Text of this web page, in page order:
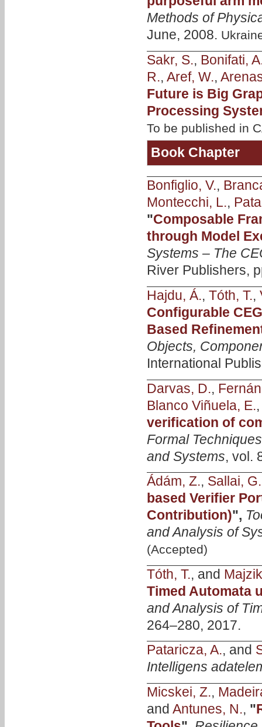
Methods of
June, 2008.
Sakr, S., Bonifati,
R., Aref, W.,
Future is Big
Processing
To be published in
Book Chapter
Bonfiglio, V.,
Montecchi, L.,
"Composable
through Model
Systems – The
River Publishers,
Hajdu, Á., Tóth, T.,
Configurable
Based
Objects,
International
Darvas, D.,
Blanco Viñuela, E.
verification of
Formal
and Systems, vol.
Ádám, Z., Sallai, G.
based Verifier
Contribution)",
and Analysis of
(Accepted)
Tóth, T., and
Timed Automata
and Analysis of
264–280, 2017.
Pataricza, A., and
Intelligens
Micskei, Z.,
and Antunes, N., "